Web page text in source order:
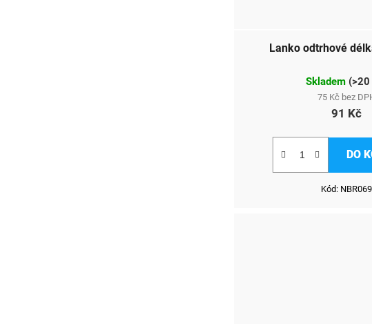
Lanko odtrhové
Skladem (
75 Kč bez
91 Kč
DO
Kód: NBR069